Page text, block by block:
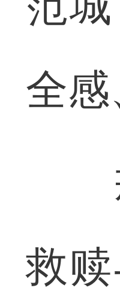
全
戒
救